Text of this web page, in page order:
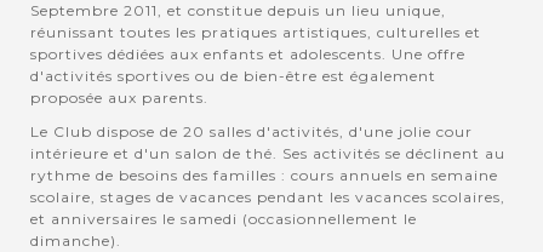
Septembre 2011, et constitue depuis un lieu unique,
réunissant toutes les pratiques artistiques, culturelles et
sportives dédiées aux enfants et adolescents. Une offre
d'activités sportives ou de bien-être est également
proposée aux parents.
Le Club dispose de 20 salles d'activités, d'une jolie cour
intérieure et d'un salon de thé. Ses activités se déclinent au
rythme de besoins des familles : cours annuels en semaine
scolaire, stages de vacances pendant les vacances scolaires,
et anniversaires le samedi (occasionnellement le
dimanche).